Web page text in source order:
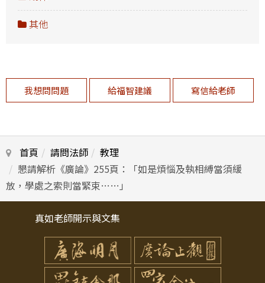
其他
我想問問題 給福智建議 寫信給老師
首頁 請問法師
教理
懇請解析《廣論》255頁：「如是煩惱及執相縛當須緩
放，學處之索則當緊束……」
真如老師開示與文集